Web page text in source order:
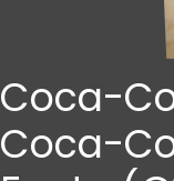
Coca-
Coca-